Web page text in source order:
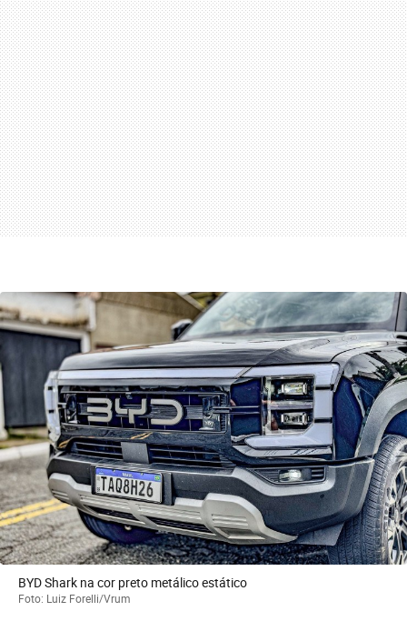
BYD Shark na cor preto metálico estático
Foto: Luiz Forelli/Vrum